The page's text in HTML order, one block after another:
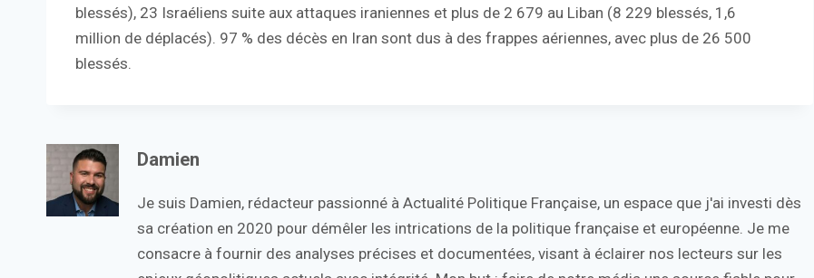
blessés), 23 Israéliens suite aux attaques iraniennes et plus de 2 679 au Liban (8 229 blessés, 1,6
million de déplacés). 97 % des décès en Iran sont dus à des frappes aériennes, avec plus de 26 500
blessés.
Damien
Je suis Damien, rédacteur passionné à Actualité Politique Française, un espace que j'ai investi dès
sa création en 2020 pour démêler les intrications de la politique française et européenne. Je me
consacre à fournir des analyses précises et documentées, visant à éclairer nos lecteurs sur les